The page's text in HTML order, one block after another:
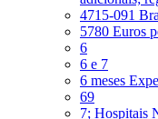
4715-091
5780 Euros
6
6 e 7
6 meses
69
7; Hospitais